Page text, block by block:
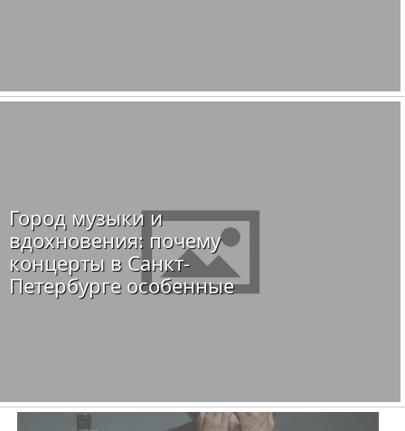
Город музыки и
вдохновения: почему
концерты в Санкт-
Петербурге особенные